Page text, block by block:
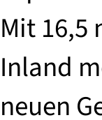
Mit 16,5
Inland
neuen